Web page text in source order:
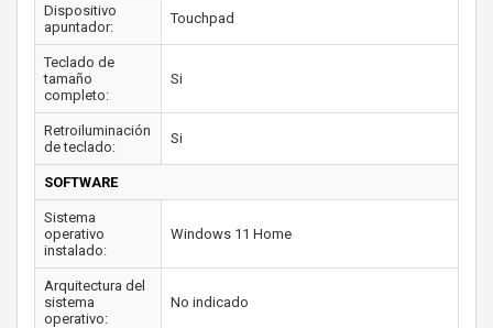
Dispositivo
apuntador:
Touchpad
Teclado de
tamaño
completo:
Si
Retroiluminación
de teclado:
Si
SOFTWARE
Sistema
operativo
instalado:
Windows 11 Home
Arquitectura del
sistema
operativo:
No indicado